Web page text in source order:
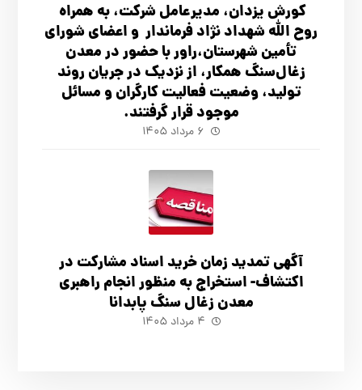
کورش یزدان، مدیرعامل شرکت، به همراه
روح الله شهداد نژاد فرماندار و اعضای شورای
تأ‌مین شهرستان،راور با حضور در معدن
زغال‌سنگ همکار، از نزدیک در جریان روند
تولید، وضعیت فعالیت کارگران و مسائل
موجود قرار گرفتند.
۶ مرداد ۱۴۰۵
آگهي تمدید زمان خرید اسناد مشارکت در
اکتشاف- استخراج به منظور انجام راهبری
معدن زغال سنگ پابدانا
۴ مرداد ۱۴۰۵